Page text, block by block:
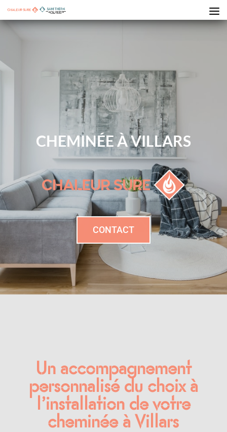
CHEMINÉE À VILLARS
CONTACT
Un accompagnement
personnalisé du choix à
l’installation de votre
cheminée à Villars